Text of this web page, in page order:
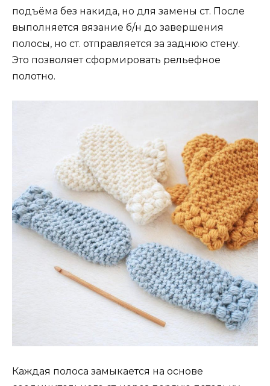
подъёма без накида, но для замены ст. После
выполняется вязание б/н до завершения
полосы, но ст. отправляется за заднюю стену.
Это позволяет сформировать рельефное
полотно.
Каждая полоса замыкается на основе